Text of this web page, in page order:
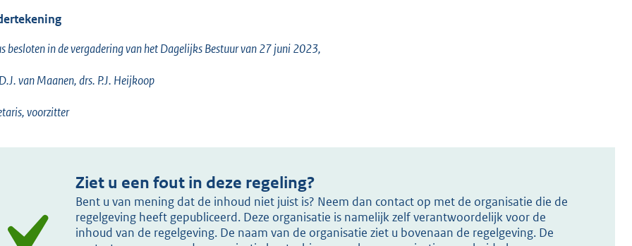
besloten in de vergadering van het Dagelijks Bestuur van 27 juni 2023,
van Maanen, drs. P.J. Heijkoop
voorzitter
Ziet u een fout in deze regeling?
Bent u van mening dat de inhoud niet juist is? Neem dan contact op met de organisatie die de
regelgeving heeft gepubliceerd. Deze organisatie is namelijk zelf verantwoordelijk voor de
inhoud van de regelgeving. De naam van de organisatie ziet u bovenaan de regelgeving. De